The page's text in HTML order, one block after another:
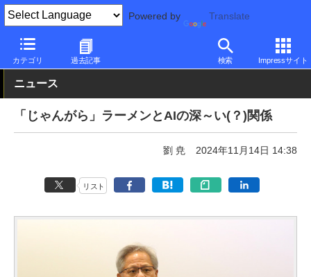
Powered by Translate
カテゴリ 過去記事 検索 Impressサイト
PC Watch 半導体/周辺機器
ニュース
「じゃんがら」ラーメンとAIの深～い(？)関係
劉 尭 2024年11月14日 14:38
リスト